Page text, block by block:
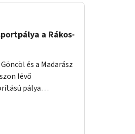
a Rákos-
és a Madarász
lévő
pálya
is.